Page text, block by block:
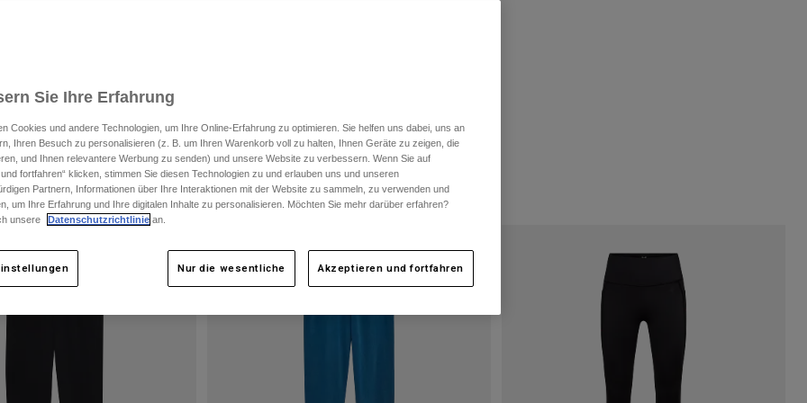
Sie Ihre Erfahrung
Cookies und andere Technologien, um Ihre Online-Erfahrung zu optimieren. Sie helfen uns dabei, uns an
Ihren Besuch zu personalisieren (z. B. um Ihren Warenkorb voll zu halten, Ihnen Geräte zu zeigen, die
und Ihnen relevantere Werbung zu senden) und unsere Website zu verbessern. Wenn Sie auf
fortfahren“ klicken, stimmen Sie diesen Technologien zu und erlauben uns und unseren
Partnern, Informationen über Ihre Interaktionen mit der Website zu sammeln, zu verwenden und
um Ihre Erfahrung und Ihre digitalen Inhalte zu personalisieren. Möchten Sie mehr darüber erfahren?
unsere
Datenschutzrichtlinie an.
Nur die wesentliche Akzeptieren und fortfahren